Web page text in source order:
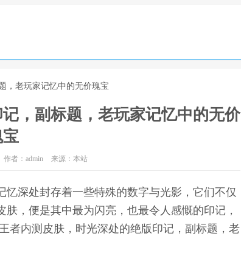
，老玩家记忆中的无价瑰宝
，副标题，老玩家记忆中的无价
作者：admin 来源：本站
深处封存着一些特殊的数字与光影，它们不仅
，便是其中最为闪亮，也最令人感慨的印记，
者内测皮肤，时光深处的绝版印记，副标题，老